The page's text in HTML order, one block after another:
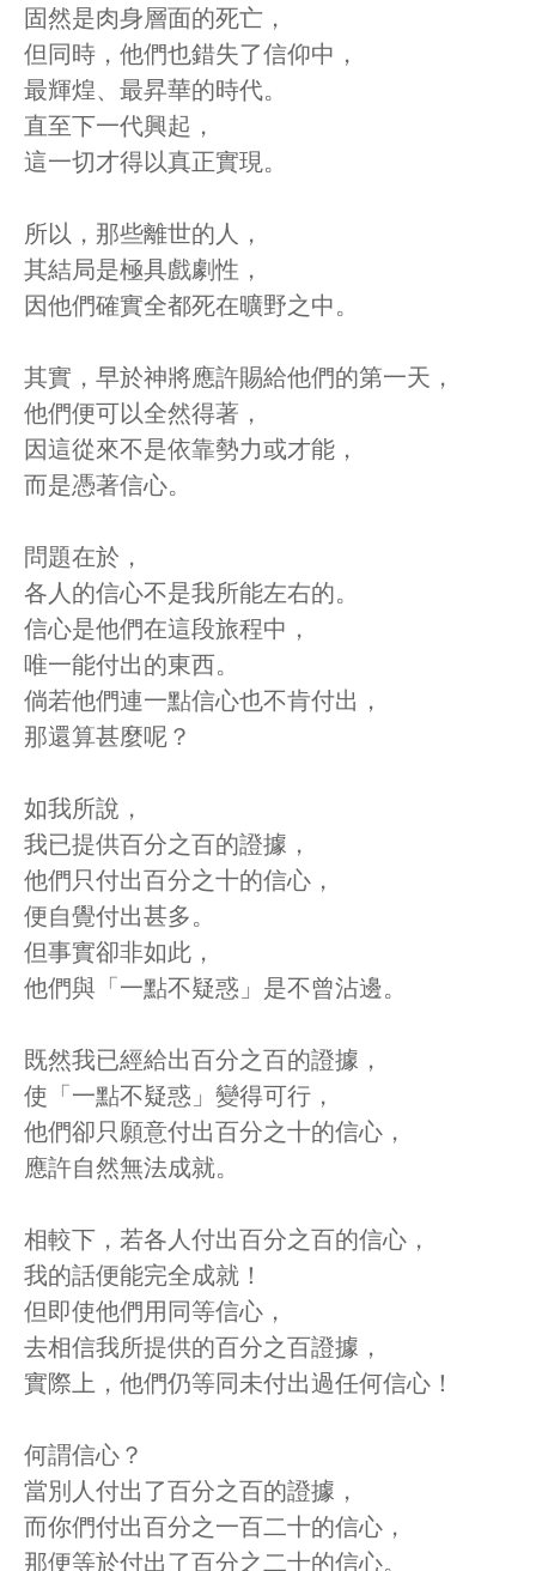
固然是肉身層面的死亡，
但同時，他們也錯失了信仰中，
最輝煌、最昇華的時代。
直至下一代興起，
這一切才得以真正實現。
所以，那些離世的人，
其結局是極具戲劇性，
因他們確實全都死在曠野之中。
其實，早於神將應許賜給他們的第一天，
他們便可以全然得著，
因這從來不是依靠勢力或才能，
而是憑著信心。
問題在於，
各人的信心不是我所能左右的。
信心是他們在這段旅程中，
唯一能付出的東西。
倘若他們連一點信心也不肯付出，
那還算甚麼呢？
如我所說，
我已提供百分之百的證據，
他們只付出百分之十的信心，
便自覺付出甚多。
但事實卻非如此，
他們與「一點不疑惑」是不曾沾邊。
既然我已經給出百分之百的證據，
使「一點不疑惑」變得可行，
他們卻只願意付出百分之十的信心，
應許自然無法成就。
相較下，若各人付出百分之百的信心，
我的話便能完全成就！
但即使他們用同等信心，
去相信我所提供的百分之百證據，
實際上，他們仍等同未付出過任何信心！
何謂信心？
當別人付出了百分之百的證據，
而你們付出百分之一百二十的信心，
那便等於付出了百分之二十的信心。